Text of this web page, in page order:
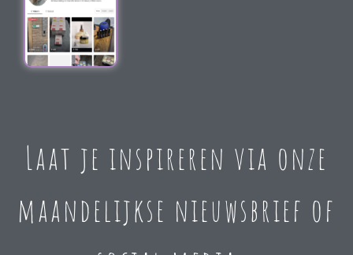
Laat je inspireren via onze
maandelijkse nieuwsbrief of